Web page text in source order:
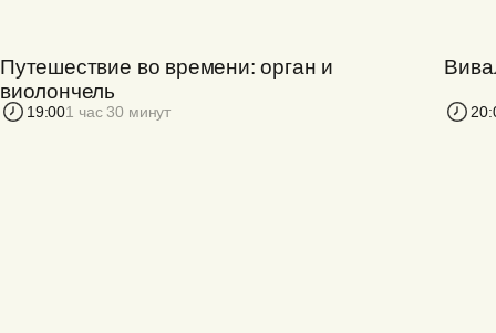
Путешествие во времени: орган и
виолончель
19:001 час 30 минут